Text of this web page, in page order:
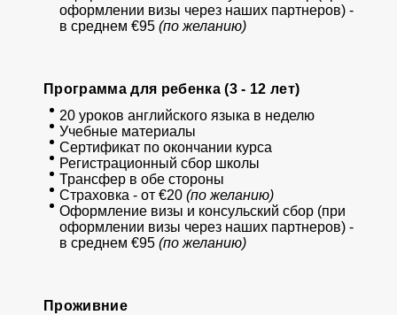
оформлении визы через наших партнеров) -
в среднем €95 (по желанию)
Программа для ребенка (3 - 12 лет)
20 уроков английского языка в неделю
Учебные материалы
Сертификат по окончании курса
Регистрационный сбор школы
Трансфер в обе стороны
Страховка - от €20 (по желанию)
Оформление визы и консульский сбор (при
оформлении визы через наших партнеров) -
в среднем €95 (по желанию)
Проживние